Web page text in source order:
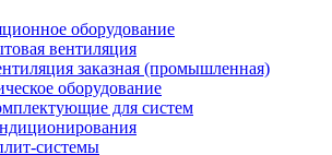
оборудование
вентиляция
заказная (промышленная)
оборудование
для систем
системы